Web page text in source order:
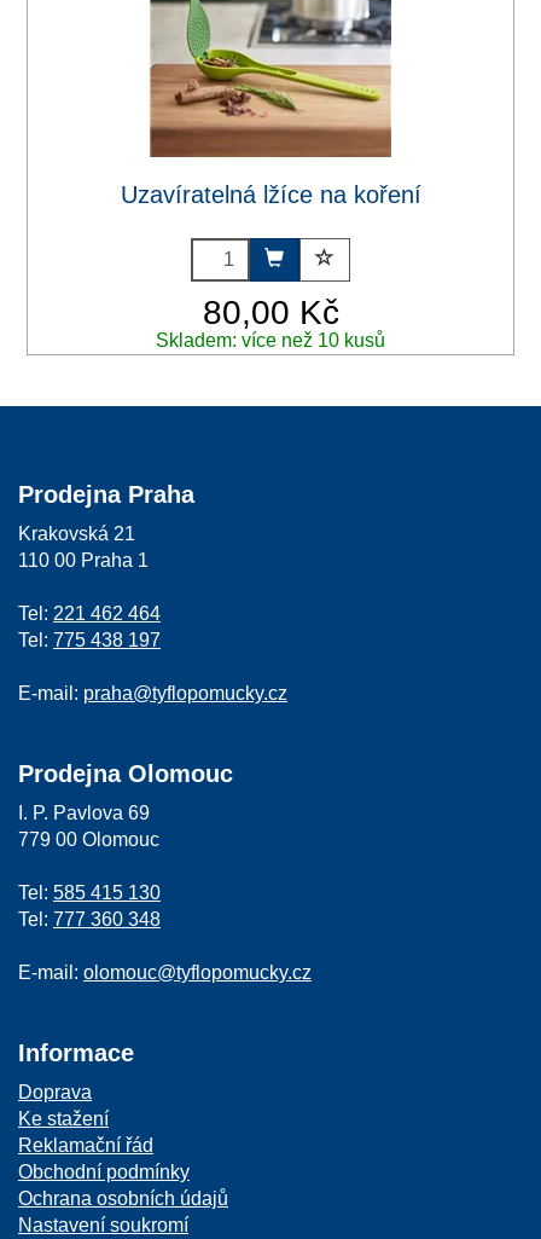
Uzavíratelná lžíce na koření
80,00 Kč
Skladem: více než 10 kusů
Prodejna Praha
Krakovská 21
110 00 Praha 1
Tel: 221 462 464
Tel: 775 438 197
E-mail: praha@tyflopomucky.cz
Prodejna Olomouc
I. P. Pavlova 69
779 00 Olomouc
Tel: 585 415 130
Tel: 777 360 348
E-mail: olomouc@tyflopomucky.cz
Informace
Doprava
Ke stažení
Reklamační řád
Obchodní podmínky
Ochrana osobních údajů
Nastavení soukromí